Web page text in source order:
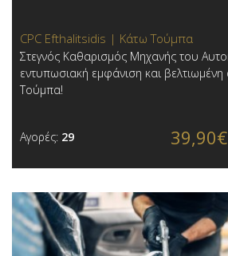
CPC Efthalitsidis | Κάτω Τούμπα
Στεγνός Καθαρισμός Μηχανής του
εντυπωσιακή εμφάνιση και
Τούμπα!
Αγορές: 29 39,90€